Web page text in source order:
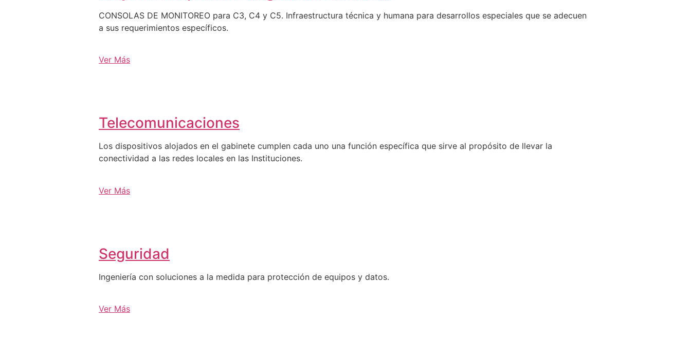
CONSOLAS DE MONITOREO para C3, C4 y C5. Infraestructura técnica y humana para desarrollos especiales que se adecuen
a sus requerimientos específicos.
Ver Más
Telecomunicaciones
Los dispositivos alojados en el gabinete cumplen cada uno una función específica que sirve al propósito de llevar la
conectividad a las redes locales en las Instituciones.
Ver Más
Seguridad
Ingeniería con soluciones a la medida para protección de equipos y datos.
Ver Más